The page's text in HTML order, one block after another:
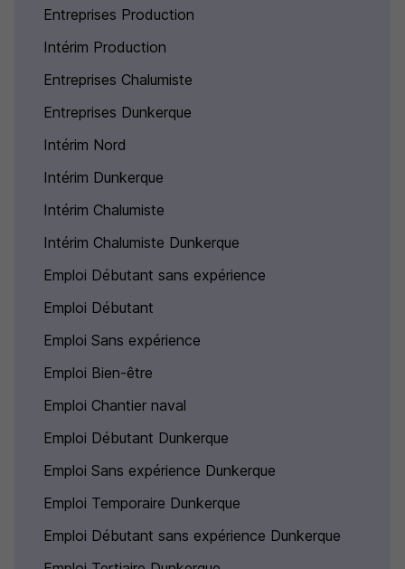
Entreprises Production
Intérim Production
Entreprises Chalumiste
Entreprises Dunkerque
Intérim Nord
Intérim Dunkerque
Intérim Chalumiste
Intérim Chalumiste Dunkerque
Emploi Débutant sans expérience
Emploi Débutant
Emploi Sans expérience
Emploi Bien-être
Emploi Chantier naval
Emploi Débutant Dunkerque
Emploi Sans expérience Dunkerque
Emploi Temporaire Dunkerque
Emploi Débutant sans expérience Dunkerque